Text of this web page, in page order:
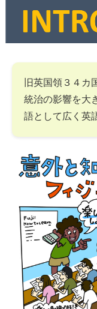
旧英国領３４カ
統治の影響を大
語として広く英